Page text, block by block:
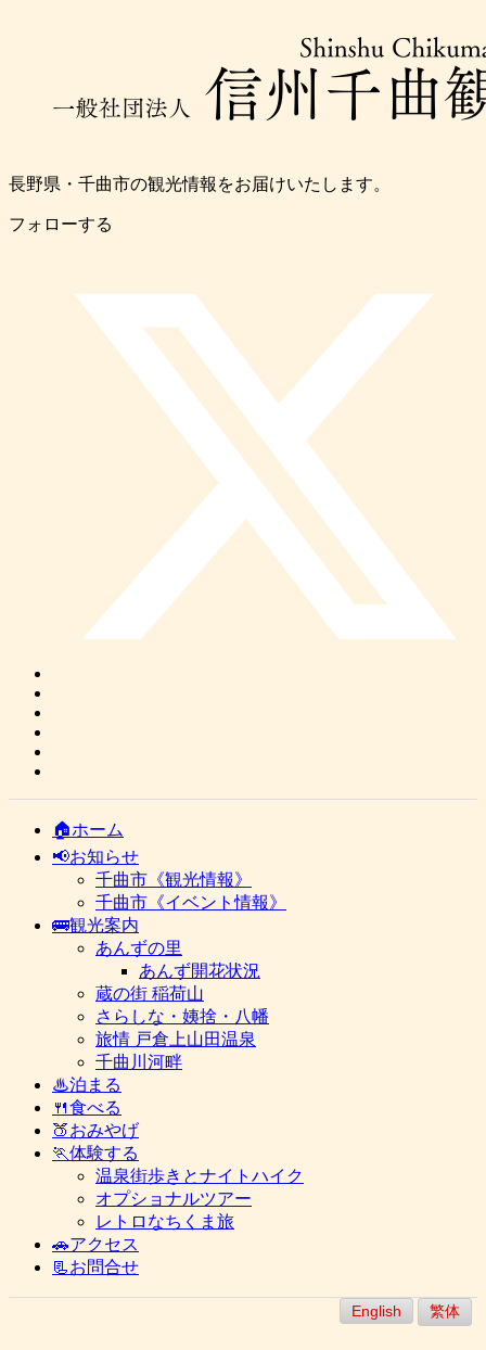
長野県・千曲市の観光情報をお届けいたします。
フォローする
🏠ホーム
📢お知らせ
千曲市《観光情報》
千曲市《イベント情報》
🚌観光案内
あんずの里
あんず開花状況
蔵の街 稲荷山
さらしな・姨捨・八幡
旅情 戸倉上山田温泉
千曲川河畔
♨泊まる
🍴食べる
🍑おみやげ
🏃体験する
温泉街歩きとナイトハイク
オプショナルツアー
レトロなちくま旅
🚗アクセス
📃お問合せ
English 繁体